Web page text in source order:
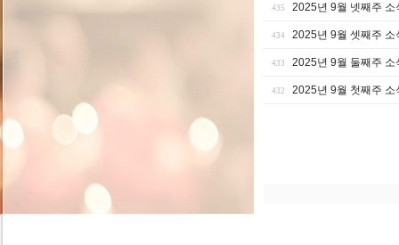
435 2025년 9월 넷째주 소
434 2025년 9월 셋째주 소
433 2025년 9월 둘째주 소
432 2025년 9월 첫째주 소